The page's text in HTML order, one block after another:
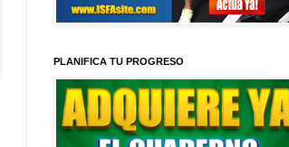
PLANIFICA TU PROGRESO